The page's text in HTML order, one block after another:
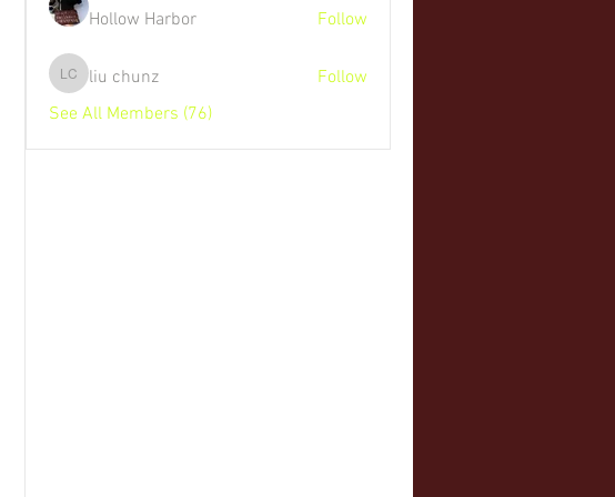
Hollow Harbor Follow
liu chunz
liu chunz
Follow
See All Members (76)